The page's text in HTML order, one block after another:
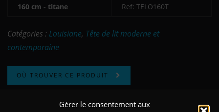
Gérer le consentement aux
160 cm - titane Ref: TELO160T
Catégories : Louisiane, Tête de lit moderne et
contemporaine
OÙ TROUVER CE PRODUIT